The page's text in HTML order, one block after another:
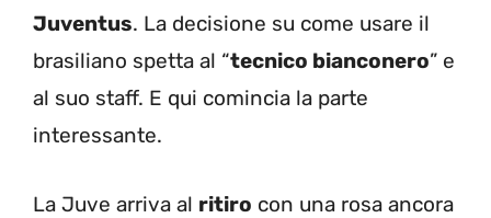
Juventus. La decisione su come usare il
brasiliano spetta al “tecnico bianconero” e
al suo staff. E qui comincia la parte
interessante.
La Juve arriva al ritiro con una rosa ancora